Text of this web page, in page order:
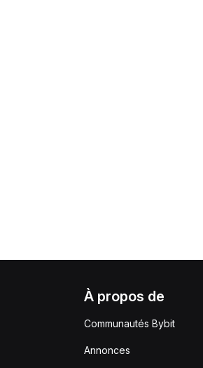
À propos de
Communautés Bybit
Annonces